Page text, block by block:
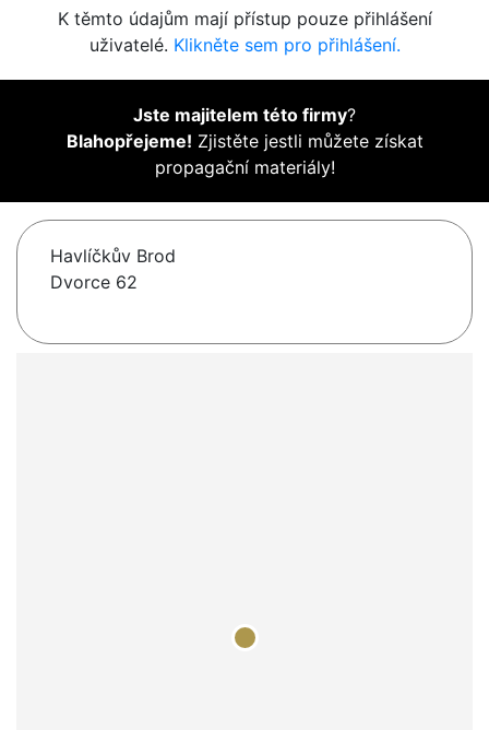
K těmto údajům mají přístup pouze přihlášení
uživatelé. Klikněte sem pro přihlášení.
Jste majitelem této firmy?
Blahopřejeme! Zjistěte jestli můžete získat
propagační materiály!
Havlíčkův Brod
Dvorce 62